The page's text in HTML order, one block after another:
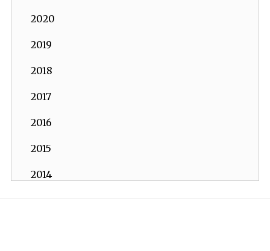
2020
2019
2018
2017
2016
2015
2014